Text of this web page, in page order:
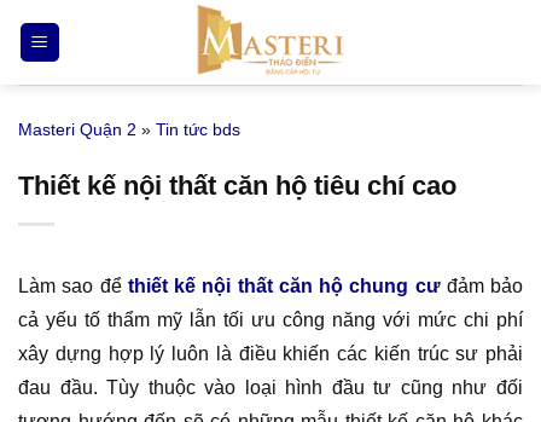
qua
nội
Masteri Quận 2 » Tin tức bds
Thiết kế nội thất căn hộ tiêu chí cao
Làm sao để thiết kế nội thất căn hộ chung cư đảm bảo
cả yếu tố thẩm mỹ lẫn tối ưu công năng với mức chi phí
xây dựng hợp lý luôn là điều khiến các kiến trúc sư phải
đau đầu. Tùy thuộc vào loại hình đầu tư cũng như đối